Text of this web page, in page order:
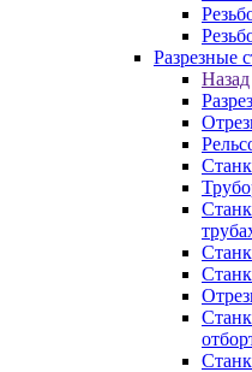
Разрезные
Назад